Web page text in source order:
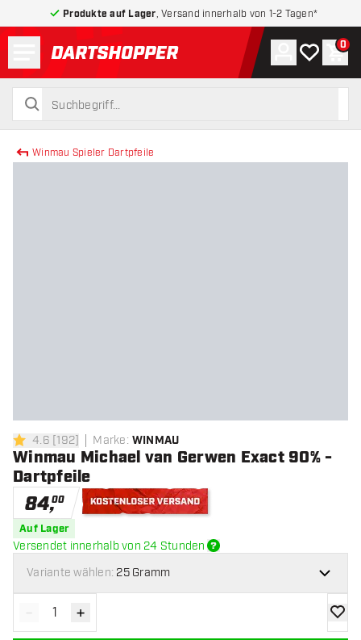
Produkte auf Lager , Versand innerhalb von 1-2 Tagen*
zurück zur Startseite
suchen
suchen
Konto
Meine 0
Winmau Spieler Dartpfeile
4.6 Bewertungssterne
4.6 [192] Marke: WINMAU
Winmau Michael van Gerwen Exact 90% -
Dartpfeile
84,00
Auf Lager
Versendet innerhalb von 24 Stunden
Variante wählen: 25 Gramm
Menge verringern
- Menge erhöhen
+ Zur